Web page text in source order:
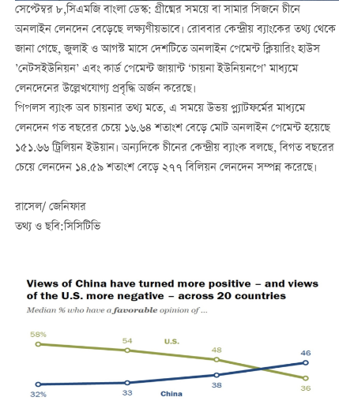
সেপ্টেম্বর ৮,সিএমজি বাংলা ডেস্ক: গ্রীষ্মের সময়ে বা সামার সিজনে চীনে
অনলাইন লেনদেন বেড়েছে লক্ষ্যণীয়ভাবে। রোববার কেন্দ্রীয় ব্যাংকের তথ্য থেকে
জানা গেছে, জুলাই ও আগস্ট মাসে দেশটিতে অনলাইন পেমেন্ট ক্লিয়ারিং হাউস
’নেটসইউনিয়ন’ এবং কার্ড পেমেন্ট জায়ান্ট ‘চায়না ইউনিয়নপে’ মাধ্যমে
লেনদেনের উল্লেখযোগ্য প্রবৃদ্ধি অর্জন করেছে।
পিপলস ব্যাংক অব চায়নার তথ্য মতে, এ সময়ে উভয় প্ল্যাটফর্মের মাধ্যমে
লেনদেন গত বছরের চেয়ে ১৬.৬৪ শতাংশ বেড়ে মোট অনলাইন পেমেন্ট হয়েছে
১৫১.৬৬ ট্রিলিয়ন ইউয়ান। অন্যদিকে চীনের কেন্দ্রীয় ব্যাংক বলছে, বিগত বছরের
চেয়ে লেনদেন ১৪.৫৯ শতাংশ বেড়ে ২৭৭ বিলিয়ন লেনদেন সম্পন্ন করেছে।
রাসেল/ জেনিফার
তথ্য ও ছবি:সিসিটিভি